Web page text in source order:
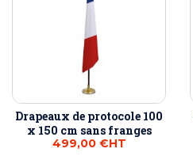
Drapeaux de protocole 100
x 150 cm sans franges
499,00 €HT